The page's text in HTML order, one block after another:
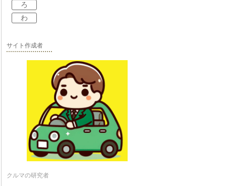
ろ
わ
サイト作成者
クルマの研究者